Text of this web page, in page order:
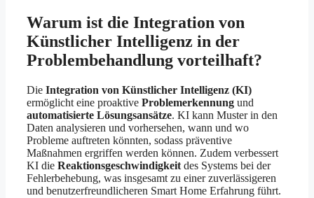
Warum ist die Integration von
Künstlicher Intelligenz in der
Problembehandlung vorteilhaft?
Die Integration von Künstlicher Intelligenz (KI)
ermöglicht eine proaktive Problemerkennung und
automatisierte Lösungsansätze. KI kann Muster in den
Daten analysieren und vorhersehen, wann und wo
Probleme auftreten könnten, sodass präventive
Maßnahmen ergriffen werden können. Zudem verbessert
KI die Reaktionsgeschwindigkeit des Systems bei der
Fehlerbehebung, was insgesamt zu einer zuverlässigeren
und benutzerfreundlicheren Smart Home Erfahrung führt.